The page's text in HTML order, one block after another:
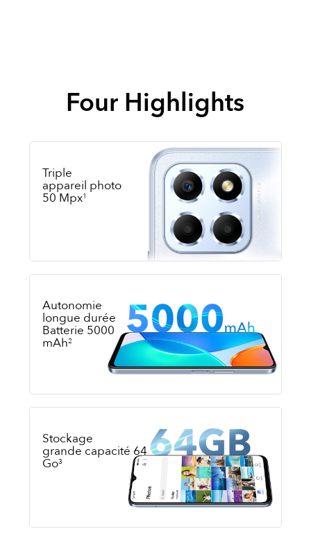
Four Highlights
Triple
appareil photo
50 Mpx1
Autonomie
longue durée
Batterie 5000
mAh2
Stockage
grande capacité 64
Go3